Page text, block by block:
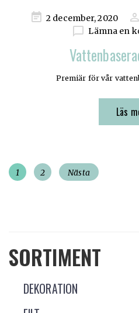
Publicerad
2 december, 2020
Lämna en
Premiär för vår
Läs
I
g
g
Sida
1 Sida
2 Nästa
SORTIMENT
DEKORATION